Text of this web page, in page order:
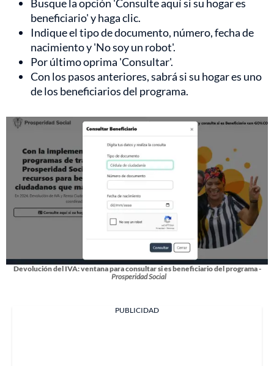
Busque la opción 'Consulte aquí si su hogar es
beneficiario' y haga clic.
Indique el tipo de documento, número, fecha de
nacimiento y 'No soy un robot'.
Por último oprima 'Consultar'.
Con los pasos anteriores, sabrá si su hogar es uno
de los beneficiarios del programa.
Devolución del IVA: ventana para consultar si es beneficiario del programa -
Prosperidad Social
PUBLICIDAD